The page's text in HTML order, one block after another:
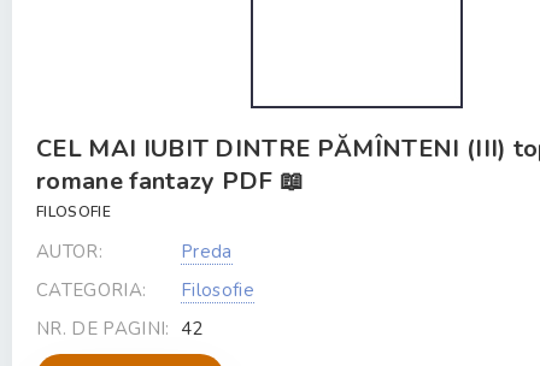
CEL MAI IUBIT DINTRE PĂMÎNTENI (III)
romane fantazy PDF 📖
FILOSOFIE
AUTOR:
Preda
CATEGORIA:
Filosofie
NR. DE PAGINI: 42